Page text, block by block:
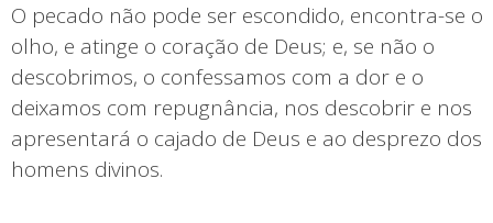
O pecado não pode ser escondido, encontra-se o
olho, e atinge o coração de Deus; e, se não o
descobrimos, o confessamos com a dor e o
deixamos com repugnância, nos descobrir e nos
apresentará o cajado de Deus e ao desprezo dos
homens divinos.